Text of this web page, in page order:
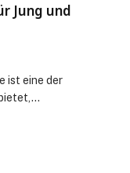
Jung und
ist eine der